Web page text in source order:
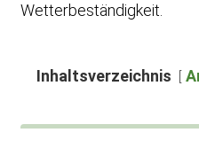
Wetterbeständigkeit.
Inhaltsverzeichnis